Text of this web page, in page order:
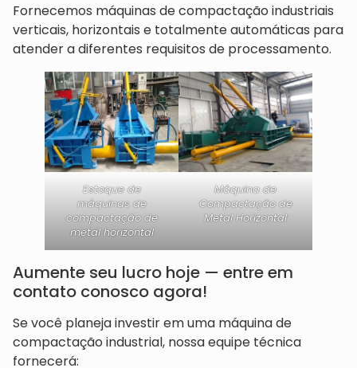
Fornecemos máquinas de compactação industriais
verticais, horizontais e totalmente automáticas para
atender a diferentes requisitos de processamento.
Estoque de
máquinas de
compactação de
metal horizontal
Máquina de
Compactação de
Metal Horizontal
Aumente seu lucro hoje — entre em
contato conosco agora!
Se você planeja investir em uma máquina de
compactação industrial, nossa equipe técnica
fornecerá: